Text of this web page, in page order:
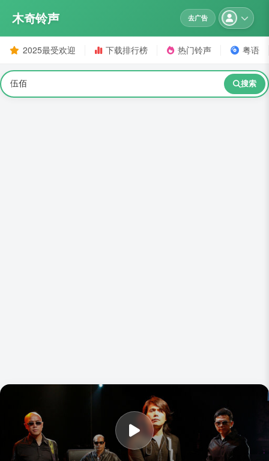
木奇铃声 去广告
2025最受欢迎 下载排行榜 热门铃声 粤语
搜索